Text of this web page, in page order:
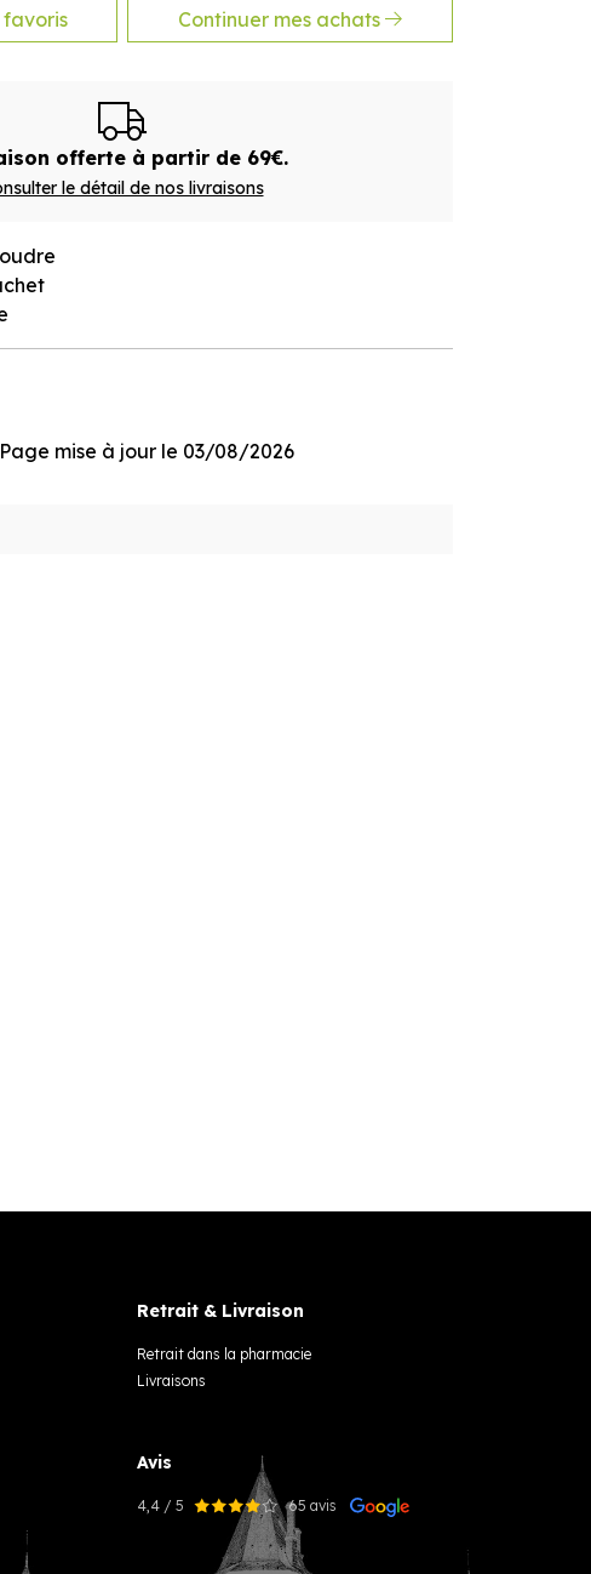
Continuer mes achats
offerte à partir de 69€.
le détail de nos livraisons
mise à jour le 03/08/2026
Retrait & Livraison
Retrait dans la pharmacie
Livraisons
Avis
4,4 / 5 65 avis